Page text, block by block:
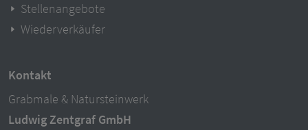
Stellenangebote
Wiederverkäufer
Kontakt
Grabmale & Natursteinwerk
Ludwig Zentgraf GmbH